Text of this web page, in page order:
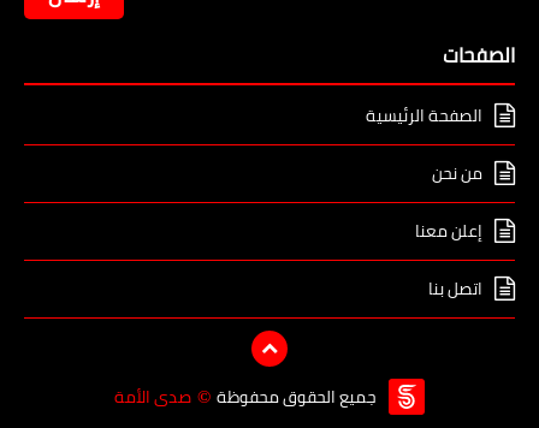
الصفحات
الصفحة الرئيسية
من نحن
إعلن معنا
اتصل بنا
جميع الحقوق محفوظة © صدى الأمة